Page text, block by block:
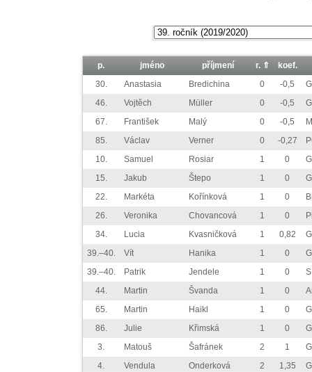
p. jméno příjmení r.⇑
koef.
30.
Anastasia Bredichina 0 -0,5
46.
Vojtěch Müller 0 -0,5
67.
František Malý 0 -0,5
85.
Václav Verner 0 -0,27
10.
Samuel Rosiar 1 0
15.
Jakub Štepo 1 0
22.
Markéta Kořínková 1 0
26.
Veronika Chovancová 1 0
34.
Lucia Kvasničková 1 0,82
39.–40.
Vít Hanika 1 0
39.–40.
Patrik Jendele 1 0
44.
Martin Švanda 1 0
65.
Martin Haikl 1 0
86.
Julie Křimská 1 0
3.
Matouš Šafránek 2 1
4.
Vendula Onderková 2 1,35